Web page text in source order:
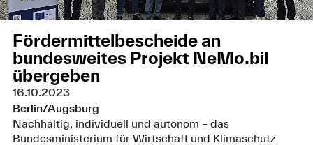
Fördermittelbescheide an
bundesweites Projekt NeMo.bil
übergeben
16.10.2023
Berlin/Augsburg
Nachhaltig, individuell und autonom – das
Bundesministerium für Wirtschaft und Klimaschutz